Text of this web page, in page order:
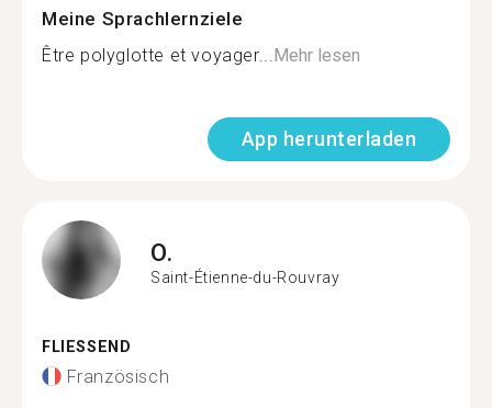
Meine Sprachlernziele
Être polyglotte et voyager...Mehr lesen
App herunterladen
O.
Saint-Étienne-du-Rouvray
FLIESSEND
Französisch